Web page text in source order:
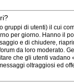
gruppi di utenti) il cui
per giorno. Hanno il
e di chiudere,
da loro moderato.
che gli utenti vadano
oltraggiosi ed